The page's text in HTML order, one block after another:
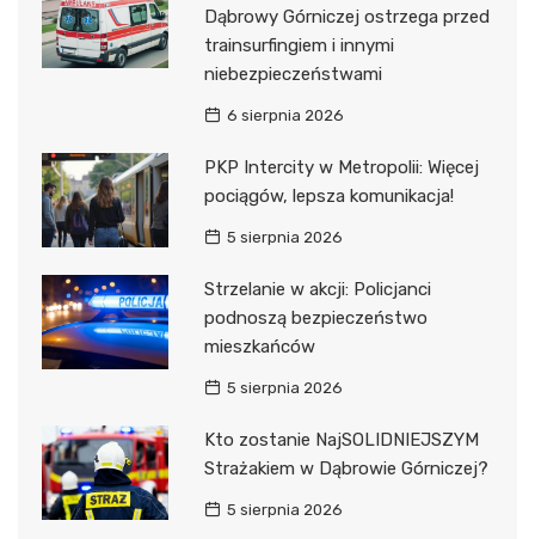
Dąbrowy Górniczej ostrzega przed
trainsurfingiem i innymi
niebezpieczeństwami
6 sierpnia 2026
PKP Intercity w Metropolii: Więcej
pociągów, lepsza komunikacja!
5 sierpnia 2026
Strzelanie w akcji: Policjanci
podnoszą bezpieczeństwo
mieszkańców
5 sierpnia 2026
Kto zostanie NajSOLIDNIEJSZYM
Strażakiem w Dąbrowie Górniczej?
5 sierpnia 2026